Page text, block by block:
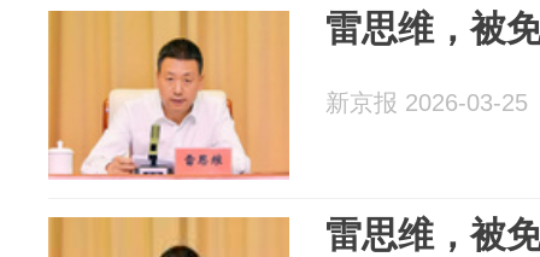
雷思维，被
新京报 2026-03-25
雷思维，被